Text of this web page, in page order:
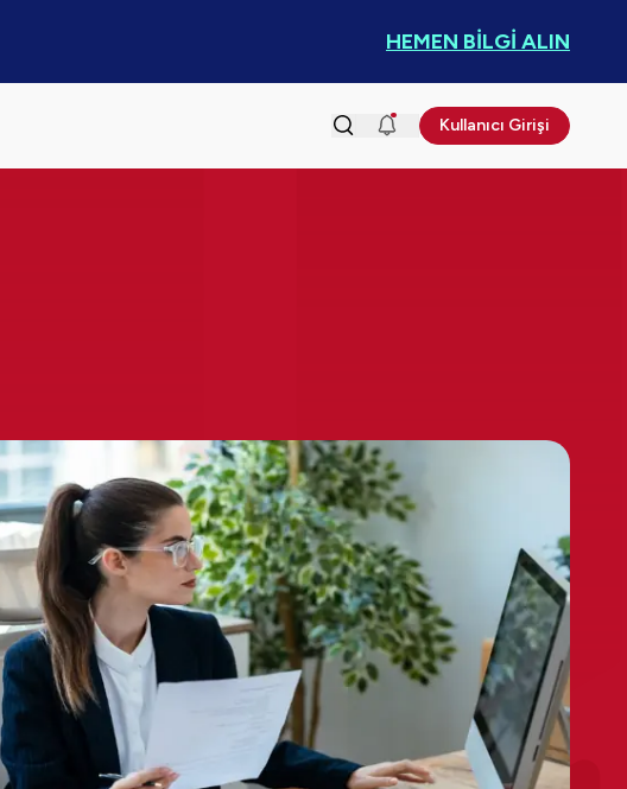
HEMEN BİLGİ ALIN
Kullanıcı Girişi